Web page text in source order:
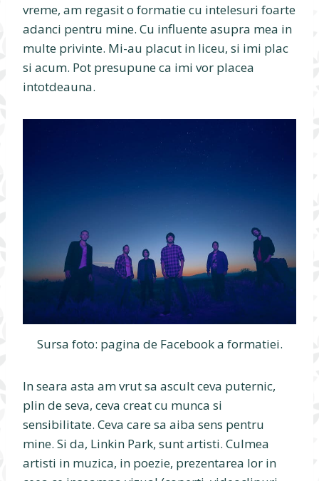
vreme, am regasit o formatie cu intelesuri foarte
adanci pentru mine. Cu influente asupra mea in
multe privinte. Mi-au placut in liceu, si imi plac
si acum. Pot presupune ca imi vor placea
intotdeauna.
Sursa foto: pagina de Facebook a formatiei.
In seara asta am vrut sa ascult ceva puternic,
plin de seva, ceva creat cu munca si
sensibilitate. Ceva care sa aiba sens pentru
mine. Si da, Linkin Park, sunt artisti. Culmea
artisti in muzica, in poezie, prezentarea lor in